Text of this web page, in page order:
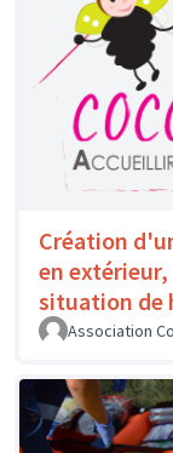
Création
en
situation de
Association